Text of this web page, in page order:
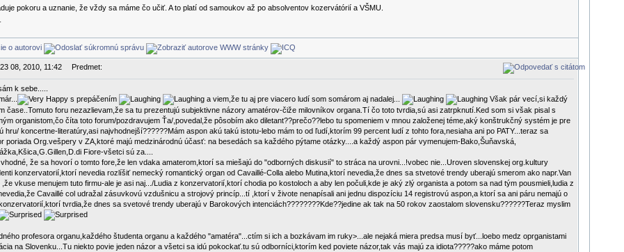
pokoru a uznanie, že vždy sa máme čo učiť. A to platí od samoukov až po absolventov kozervátórií a VŠMU.
08, 2010, 11:42 Predmet:
k sebe.....
s prepáčením a viem,že tu aj pre viacero ludí som somárom aj nadalej...
Však pár vecí,si každý
čase..Tomuto foru nezazlievam,že sa tu prezentujú subjektivne názory amatérov-čiže milovníkov organa.Tí čo toto tvrdia,sú asi zatrpknutí.Ked som si však pisal s
organistom,čo číta toto forum/pozdravujem Ťa/,povedal,že pôsobím ako diletant??prečo??lebo tu spomeniem v mnou založenej téme,aký konštrukčný systém je pre
hru/ koncertne-literatúry,asi najvhodnejší??????Mám aspon akú takú istotu-lebo mám to od ľudí,ktorím 99 percent ludí z tohto fora,nesiaha ani po PATY...teraz sa
poriada Org.vešpery v ZA,ktoré majú medzinárodnú účasť: na besedách sa každého pýtame otázky....a každý aspon pár vymenujem-Bako,Šuňavská,
Fiore-všetci sú za....
že sa hovorí o tomto fore,že len vdaka amaterom,ktorí sa miešajú do "odborných diskusií" to stráca na urovni...!vobec nie...Uroven slovenskej org.kultury
konzervatorií,ktorí nevedia rozlíšiť nemecký romantický organ od Cavaillé-Colla alebo Mutina,ktorí nevedia,že dnes sa stvetové trendy uberajú smerom ako napr.Van
vkuse menujem tuto firmu-ale je asi naj.../Ludia z konzervatorií,ktorí chodia po kostoloch a aby len počuli,kde je aký zlý organista a potom sa nad tým pousmieli,ludia z
Cavaillé col udražal zásuvkovú vzdušnicu a strojový princíp...tí ,ktorí v živote nenapísali ani jednu dispozíciu 14 registrovú aspon,a ktorí sa ani páru nemajú o
tvrdia,že dnes sa svetové trendy uberajú v Barokových intenciách????????Kde??jedine ak tak na 50 rokov zaostalom slovensku??????Teraz myslim
profesora organu,každého študenta organu a každého "amatéra"...ctím si ich a bozkávam im ruky>...ale nejaká miera predsa musí byť...loebo medz oprganistami
na Slovenku...Tu niekto povie jeden názor a všetci sa idú pokockať.tu sú odborníci,ktorím ked poviete názor,tak vás majú za idiota?????ako máme potom